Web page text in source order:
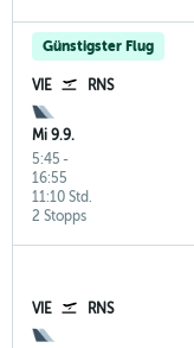
Günstigster Flug
VIE RNS
Mi 9.9.
5:45 -
16:55
2 Stopps
11:10 Std.
VIE RNS